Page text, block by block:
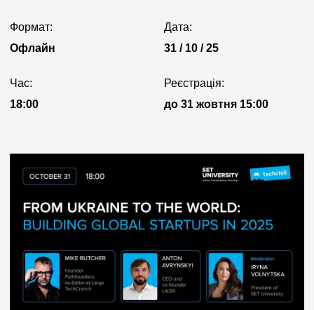
Формат:
Офлайн
Дата:
31 / 10 / 25
Час:
18:00
Реєстрація:
до 31 жовтня 15:00